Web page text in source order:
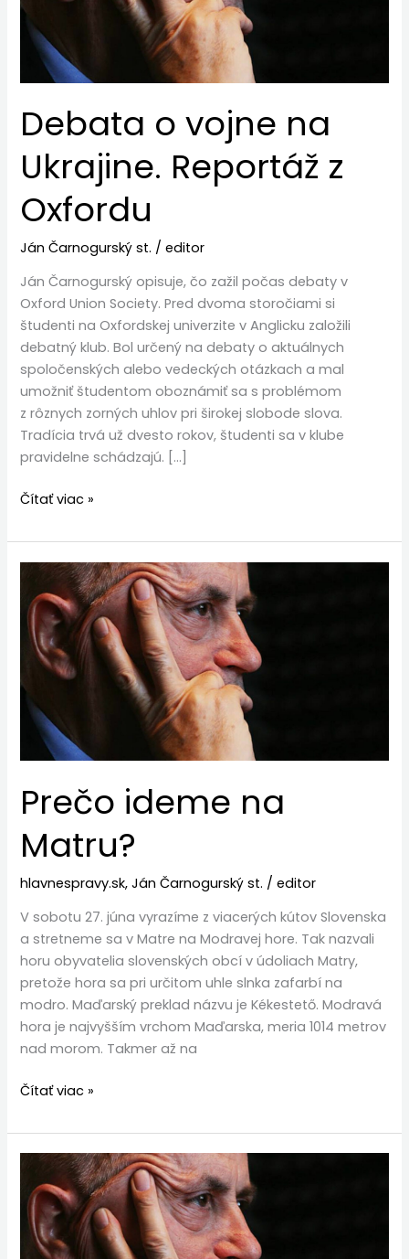
Debata o vojne na
Ukrajine. Reportáž z
Oxfordu
Ján Čarnogurský st. /editor
Ján Čarnogurský opisuje, čo zažil počas debaty v
Oxford Union Society. Pred dvoma storočiami si
študenti na Oxfordskej univerzite v Anglicku založili
debatný klub. Bol určený na debaty o aktuálnych
spoločenských alebo vedeckých otázkach a mal
umožniť študentom oboznámiť sa s problémom
z rôznych zorných uhlov pri širokej slobode slova.
Tradícia trvá už dvesto rokov, študenti sa v klube
pravidelne schádzajú. […]
Oxfordu
Čítať viac »
Prečo ideme na
Matru?
hlavnespravy.sk,Ján Čarnogurský st. /editor
V sobotu 27. júna vyrazíme z viacerých kútov Slovenska
a stretneme sa v Matre na Modravej hore. Tak nazvali
horu obyvatelia slovenských obcí v údoliach Matry,
pretože hora sa pri určitom uhle slnka zafarbí na
modro. Maďarský preklad názvu je Kékestető. Modravá
hora je najvyšším vrchom Maďarska, meria 1014 metrov
nad morom. Takmer až na
Prečo
ideme
na
Matru?
Čítať viac »
Vrcholná
rasová
vojna